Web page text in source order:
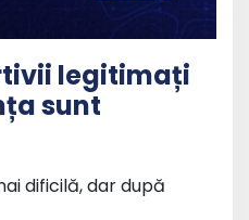
legitimați
sunt
dificilă, dar după